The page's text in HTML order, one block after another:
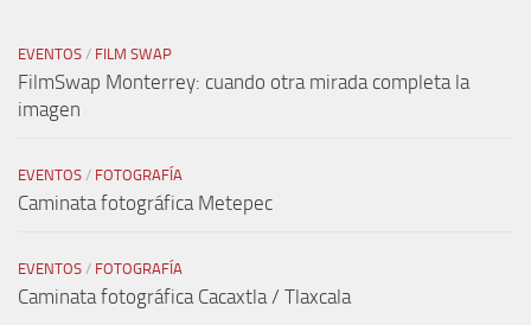
EVENTOS / FILM SWAP
FilmSwap Monterrey: cuando otra mirada completa la
imagen
EVENTOS / FOTOGRAFÍA
Caminata fotográfica Metepec
EVENTOS / FOTOGRAFÍA
Caminata fotográfica Cacaxtla / Tlaxcala